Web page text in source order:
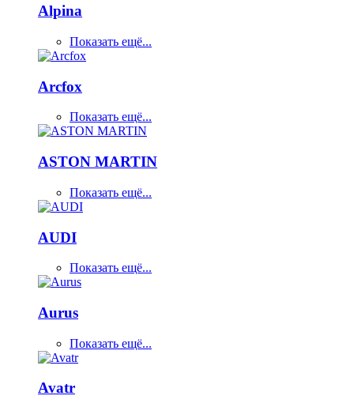
Alpina
Показать ещё...
Arcfox
Показать ещё...
ASTON MARTIN
Показать ещё...
AUDI
Показать ещё...
Aurus
Показать ещё...
Avatr